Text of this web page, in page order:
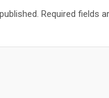
Required fields